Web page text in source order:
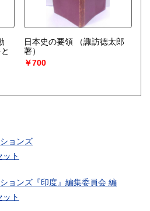
日本史の要領
（諏訪徳太郎
著）
￥700
ョンズ
ト
ョンズ『印度』編集委員会 編
ト